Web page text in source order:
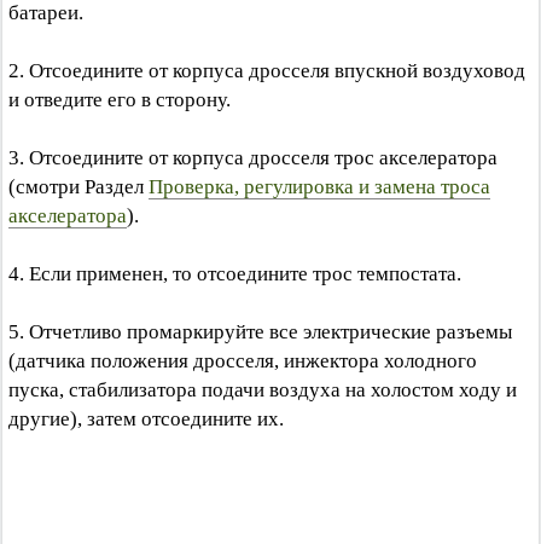
батареи.
2. Отсоедините от корпуса дросселя впускной воздуховод
и отведите его в сторону.
3. Отсоедините от корпуса дросселя трос акселератора
(смотри Раздел Проверка, регулировка и замена троса
акселератора).
4. Если применен, то отсоедините трос темпостата.
5. Отчетливо промаркируйте все электрические разъемы
(датчика положения дросселя, инжектора холодного
пуска, стабилизатора подачи воздуха на холостом ходу и
другие), затем отсоедините их.